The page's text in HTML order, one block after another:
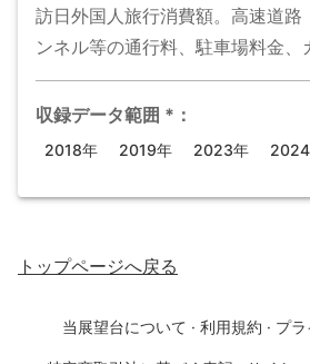
訪日外国人旅行消費額。高速道路
ンネル等の通行料、駐車場料金、
収録データ範囲 * ：
2018年 2019年 2023年
トップページへ戻る
当展望台について · 利用規約 · プ